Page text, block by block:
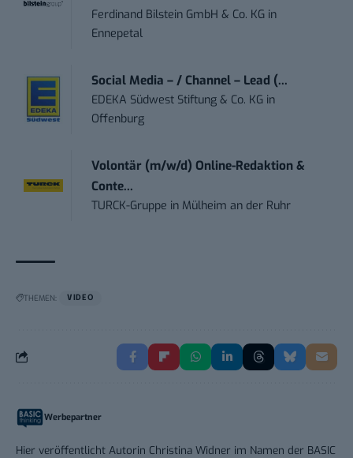
Ferdinand Bilstein GmbH & Co. KG in
Ennepetal
Social Media – / Channel – Lead (...
EDEKA Südwest Stiftung & Co. KG in
Offenburg
Volontär (m/w/d) Online-Redaktion &
Conte...
TURCK-Gruppe in Mülheim an der Ruhr
THEMEN: VIDEO
Werbepartner
Hier veröffentlicht Autorin Christina Widner im Namen der BASIC